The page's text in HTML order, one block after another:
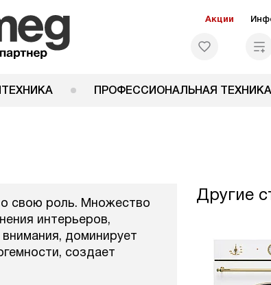
Акции
ПРОФЕССИОНАЛЬНАЯ ТЕХНИКА
свою роль. Множество
интерьеров,
доминирует
создает
Другие